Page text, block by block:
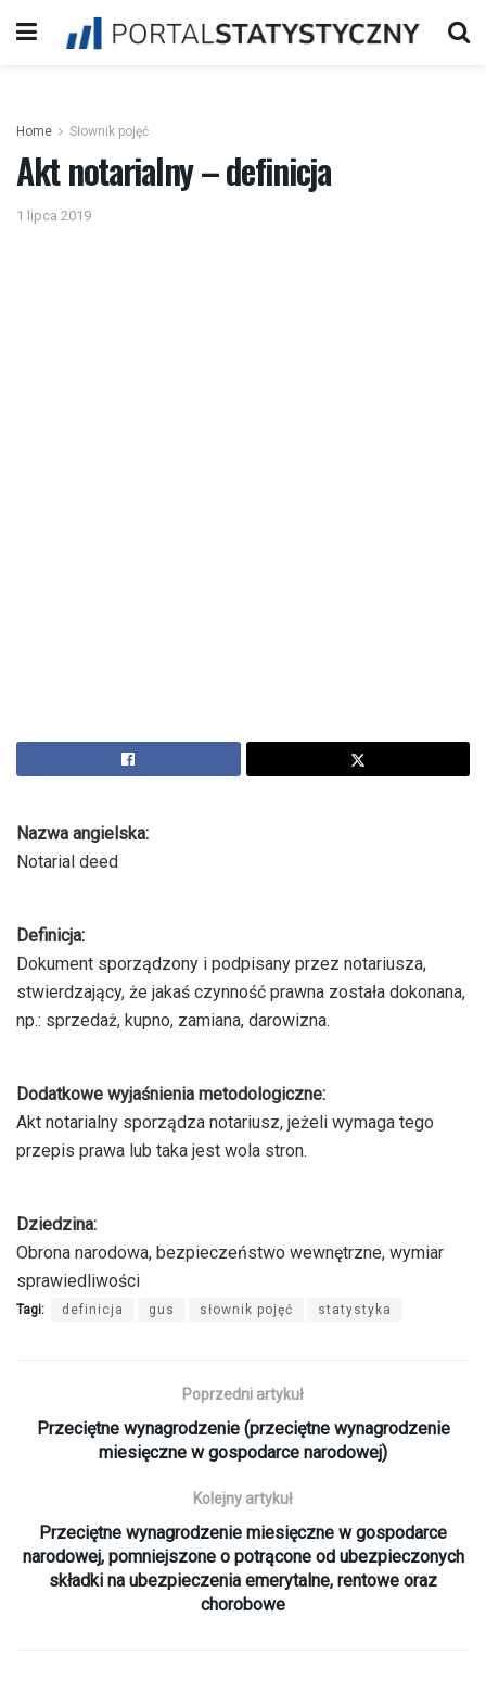
Home Słownik pojęć
Akt notarialny – definicja
1 lipca 2019
Nazwa angielska:
Notarial deed
Definicja:
Dokument sporządzony i podpisany przez notariusza,
stwierdzający, że jakaś czynność prawna została dokonana,
np.: sprzedaż, kupno, zamiana, darowizna.
Dodatkowe wyjaśnienia metodologiczne:
Akt notarialny sporządza notariusz, jeżeli wymaga tego
przepis prawa lub taka jest wola stron.
Dziedzina:
Obrona narodowa, bezpieczeństwo wewnętrzne, wymiar
sprawiedliwości
Tagi: definicja gus słownik pojęć statystyka
Poprzedni artykuł
Przeciętne wynagrodzenie (przeciętne wynagrodzenie
miesięczne w gospodarce narodowej)
Kolejny artykuł
Przeciętne wynagrodzenie miesięczne w gospodarce
narodowej, pomniejszone o potrącone od ubezpieczonych
składki na ubezpieczenia emerytalne, rentowe oraz
chorobowe